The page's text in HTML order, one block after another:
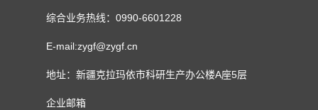
综合业务热线：0990-6601228
E-mail:zygf@zygf.cn
地址：新疆克拉玛依市科研生产办公楼A座5层
企业邮箱